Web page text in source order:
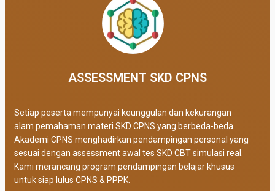
ASSESSMENT SKD CPNS
Setiap peserta mempunyai keunggulan dan kekurangan
alam pemahaman materi SKD CPNS yang berbeda-beda.
Akademi CPNS menghadirkan pendampingan personal yang
sesuai dengan assessment awal tes SKD CBT simulasi real.
Kami merancang program pendampingan belajar khusus
untuk siap lulus CPNS & PPPK.